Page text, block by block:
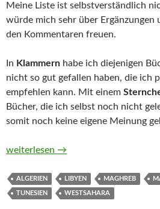
Meine Liste ist selbstverständlich
würde mich sehr über Ergänzungen
den Kommentaren freuen.
In Klammern habe ich diejenigen
nicht so gut gefallen haben, die ich
empfehlen kann. Mit einem
Bücher, die ich selbst noch nicht
somit noch keine eigene Meinung
Belletristik und Reiseberichte aus
weiterlesen →
ALGERIEN LIBYEN MAGHREB
TUNESIEN WESTSAHARA